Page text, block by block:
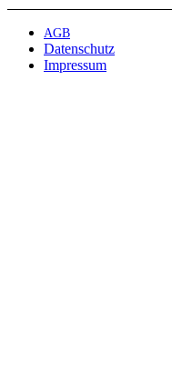
AGB
Datenschutz
Impressum